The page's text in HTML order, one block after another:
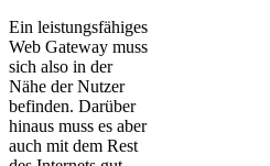
Ein leistungsfähiges
Web Gateway muss
sich also in der
Nähe der Nutzer
befinden. Darüber
hinaus muss es aber
auch mit dem Rest